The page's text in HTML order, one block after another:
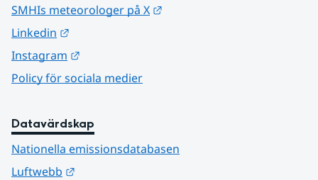
SMHIs meteorologer på X
Linkedin
Instagram
Policy för sociala medier
Datavärdskap
Nationella emissionsdatabasen
Luftwebb